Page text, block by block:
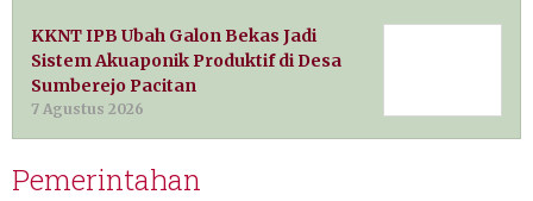
KKNT IPB Ubah Galon Bekas Jadi
Sistem Akuaponik Produktif di Desa
Sumberejo Pacitan
7 Agustus 2026
Pemerintahan